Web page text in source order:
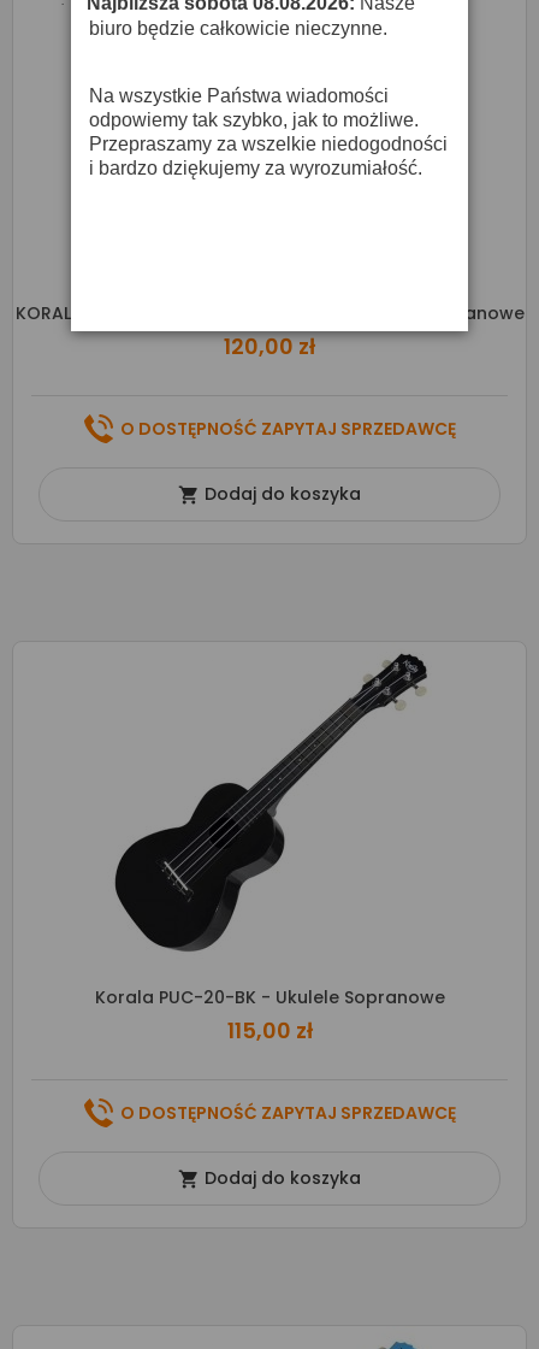
KORALA PUC-30-006 Junior Skeleton - Ukulele Sopranowe
120,00 zł
O DOSTĘPNOŚĆ ZAPYTAJ SPRZEDAWCĘ
 Dodaj do koszyka
Korala PUC-20-BK - Ukulele Sopranowe
115,00 zł
O DOSTĘPNOŚĆ ZAPYTAJ SPRZEDAWCĘ
 Dodaj do koszyka
·
biuro będzie całkowicie nieczynne.
Na wszystkie Państwa wiadomości
odpowiemy tak szybko, jak to możliwe.
Przepraszamy za wszelkie niedogodności
i bardzo dziękujemy za wyrozumiałość.